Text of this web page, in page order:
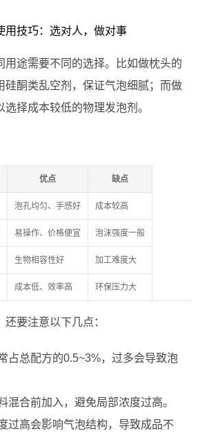
用技巧：选对人，做对事
用途需要不同的选择。比如做枕头的
硅酮类乱空剂，保证气泡细腻；而做
择成本较低的物理发泡剂。
优点 缺点
泡孔均匀、手感好 成本较高
易操作、价格便宜 泡沫强度一般
生物相容性好 加工难度大
成本低、效率高 环保压力大
要注意以下几点：
占总配方的0.5~3%，过多会导致泡
混合前加入，避免局部浓度过高。
过高会影响气泡结构，导致成品不